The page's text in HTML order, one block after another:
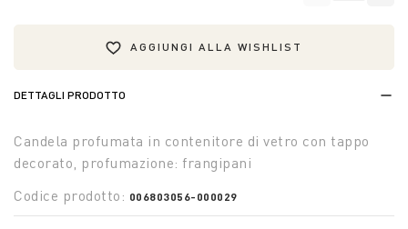
AGGIUNGI ALLA WISHLIST
DETTAGLI PRODOTTO
Candela profumata in contenitore di vetro con tappo
decorato, profumazione: frangipani
Codice prodotto: 006803056-000029